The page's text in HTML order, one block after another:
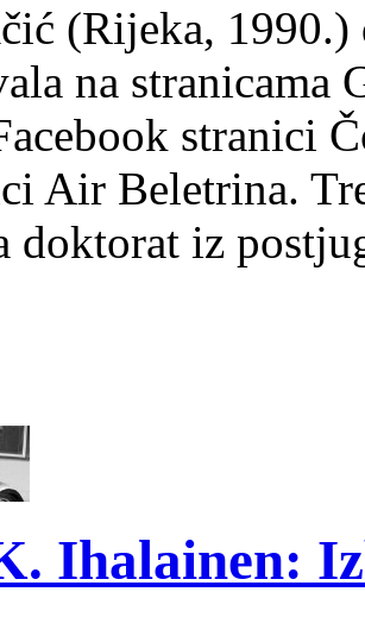
(Rijeka, 1990.)
na stranicama
stranici
Air Beletrina.
doktorat iz
Ihalainen: